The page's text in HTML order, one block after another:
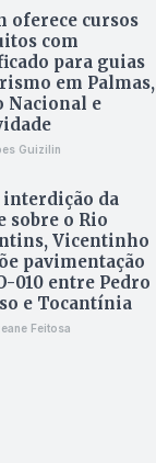
oferece cursos
com
para guias
em Palmas,
Nacional e
Guizilin
interdição da
sobre o Rio
Vicentinho
pavimentação
010 entre Pedro
e Tocantínia
Feitosa